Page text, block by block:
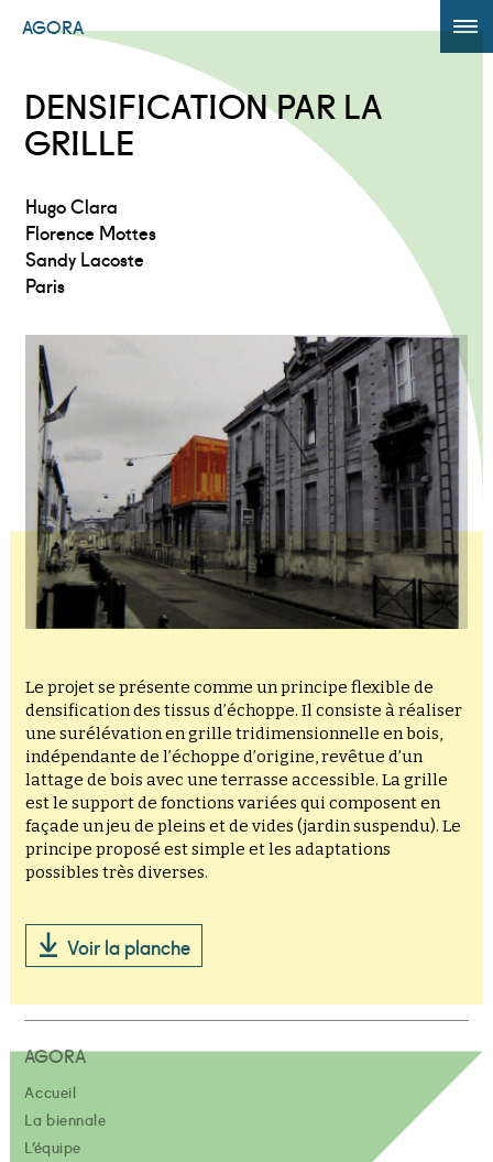
AGORA
AGORA +
DENSIFICATION PAR LA
GRILLE
Hugo Clara
Florence Mottes
Sandy Lacoste
Paris
Le projet se présente comme un principe flexible de
densification des tissus d’échoppe. Il consiste à réaliser
une surélévation en grille tridimensionnelle en bois,
indépendante de l’échoppe d’origine, revêtue d’un
lattage de bois avec une terrasse accessible. La grille
est le support de fonctions variées qui composent en
façade un jeu de pleins et de vides (jardin suspendu). Le
principe proposé est simple et les adaptations
possibles très diverses.
Voir la planche
AGORA
Accueil
La biennale
L’équipe